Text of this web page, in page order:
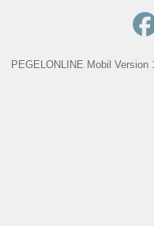
PEGELONLINE Mobil